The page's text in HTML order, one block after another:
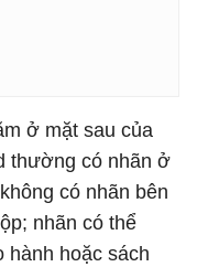
ở mặt sau của
thường có nhãn ở
có nhãn bên
nhãn có thể
hành hoặc sách